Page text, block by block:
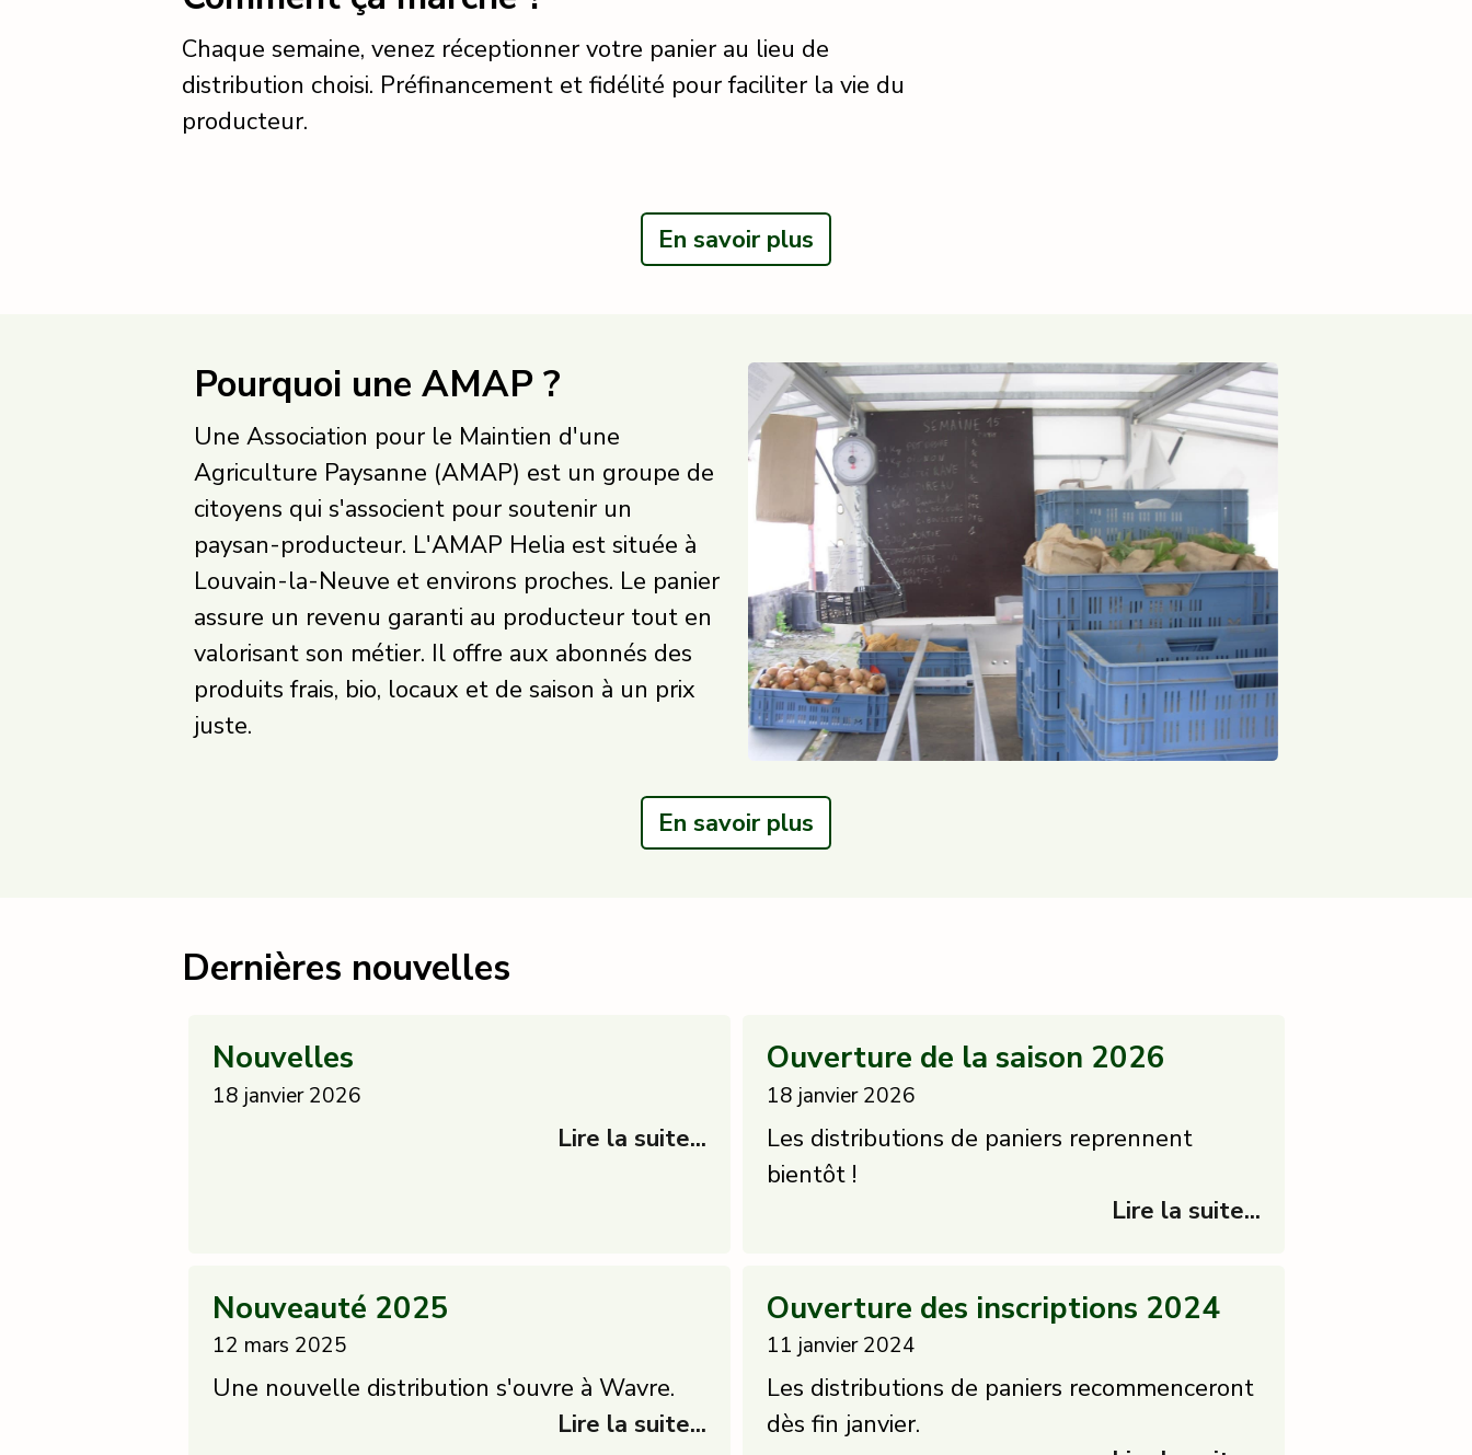
Chaque semaine, venez réceptionner votre panier au lieu de
distribution choisi. Préfinancement et fidélité pour faciliter la vie du
producteur.
En savoir plus
Pourquoi une AMAP ?
Une Association pour le Maintien d'une
Agriculture Paysanne (AMAP) est un groupe de
citoyens qui s'associent pour soutenir un
paysan-producteur. L'AMAP Helia est située à
Louvain-la-Neuve et environs proches. Le panier
assure un revenu garanti au producteur tout en
valorisant son métier. Il offre aux abonnés des
produits frais, bio, locaux et de saison à un prix
juste.
En savoir plus
Dernières nouvelles
Nouvelles
18 janvier 2026
Lire la suite...
Ouverture de la saison 2026
18 janvier 2026
Les distributions de paniers reprennent
bientôt !
Lire la suite...
Nouveauté 2025
12 mars 2025
Une nouvelle distribution s'ouvre à Wavre.
Lire la suite...
Ouverture des inscriptions 2024
11 janvier 2024
Les distributions de paniers recommenceront
dès fin janvier.